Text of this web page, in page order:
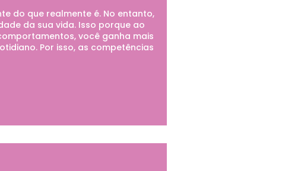
do que realmente é. No entanto,
da sua vida. Isso porque ao
você ganha mais
Por isso, as competências